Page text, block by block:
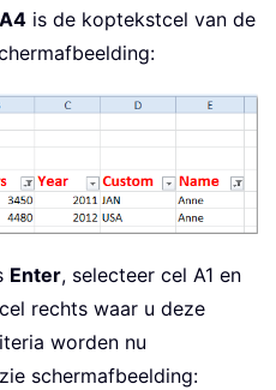
A4 is de koptekstcel van de
Enter, selecteer cel A1 en
rechts waar u deze
worden nu
schermafbeelding: